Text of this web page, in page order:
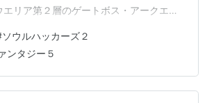
リア第２層のゲートボス・アークエン
る。とある児童養護施設でいじめにあ
ラギに助けてもらう。 カブラギは、両
ていた。そして施設に保護される。 二
からお化け（悪魔）を見ることができ
ソウルハッカーズ２
ンタジー５